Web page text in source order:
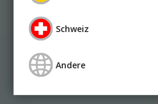
Schweiz
Andere